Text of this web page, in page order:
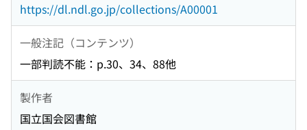
https://dl.ndl.go.jp/collections/A00001
一般注記（コンテンツ）
一部判読不能：p.30、34、88他
製作者
国立国会図書館